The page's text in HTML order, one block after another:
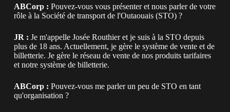
ABCorp : Pouvez-vous vous présenter et nous parler de votre
rôle à la Société de transport de l'Outaouais (STO) ?
JR : Je m'appelle Josée Routhier et je suis à la STO depuis
plus de 18 ans. Actuellement, je gère le système de vente et de
billetterie. Je gère le réseau de vente de nos produits tarifaires
et notre système de billetterie.
ABCorp : Pouvez-vous me parler un peu de STO en tant
qu'organisation ?